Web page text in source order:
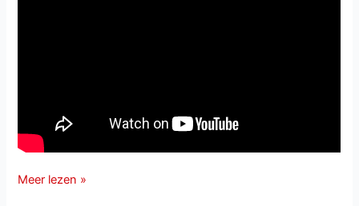
Christian
Meer lezen »